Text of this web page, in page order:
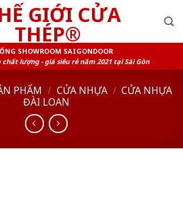
SHOWROOM SAIGONDOOR
lượng - giá siêu rẻ năm 2021 tại Sài Gòn
PHẨM / CỬA NHỰA / CỬA NHỰA
ĐÀI LOAN